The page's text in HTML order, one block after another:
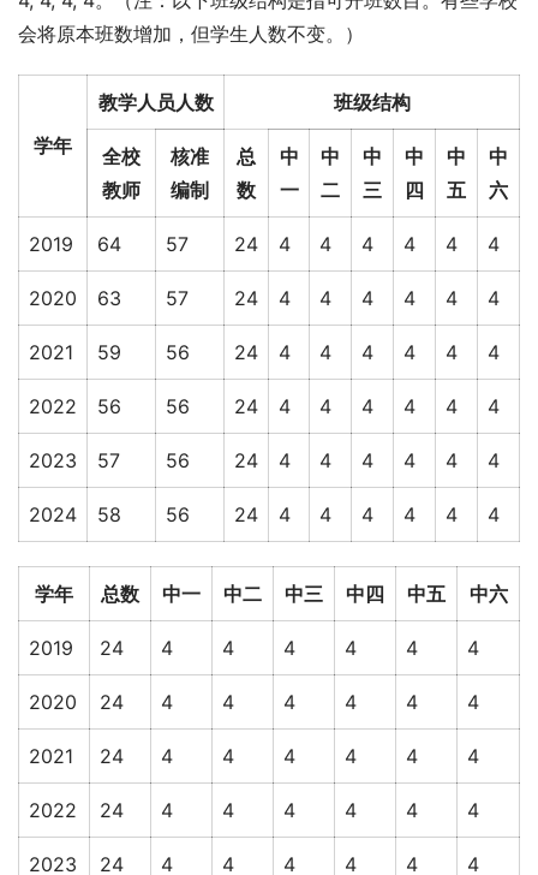
会将原本班数增加，但学生人数不变。）
学年
教学人员人数 班级结构
全校
教师
核准
编制
总
数
中
一
中
二
中
三
中
四
中
五
中
六
2019 64 57 24 4 4 4 4 4 4
2020 63 57 24 4 4 4 4 4 4
2021 59 56 24 4 4 4 4 4 4
2022 56 56 24 4 4 4 4 4 4
2023 57 56 24 4 4 4 4 4 4
2024 58 56 24 4 4 4 4 4 4
学年 总数 中一 中二 中三 中四 中五 中六
2019 24 4 4 4 4 4 4
2020 24 4 4 4 4 4 4
2021 24 4 4 4 4 4 4
2022 24 4 4 4 4 4 4
2023 24 4 4 4 4 4 4